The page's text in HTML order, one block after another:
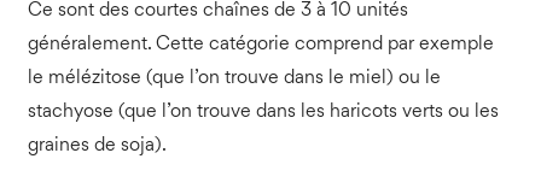
Ce sont des courtes chaînes de 3 à 10 unités
généralement. Cette catégorie comprend par exemple
le mélézitose (que l’on trouve dans le miel) ou le
stachyose (que l’on trouve dans les haricots verts ou les
graines de soja).